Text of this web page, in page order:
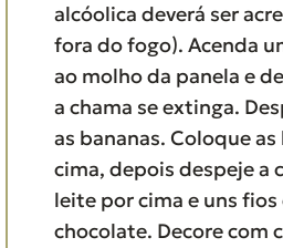
alcóolica deverá ser
fora do fogo). Acenda
ao molho da panela e
a chama se extinga.
as bananas. Coloque
cima, depois despeje a
leite por cima e uns fios
chocolate. Decore com